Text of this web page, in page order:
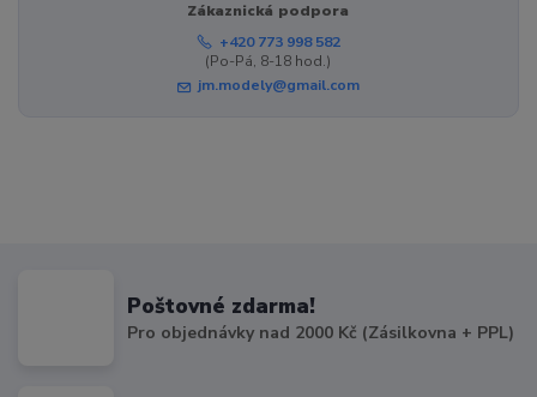
Zákaznická podpora
+420 773 998 582
(Po-Pá, 8-18 hod.)
jm.modely@gmail.com
Poštovné zdarma!
Pro objednávky nad 2000 Kč (Zásilkovna + PPL)